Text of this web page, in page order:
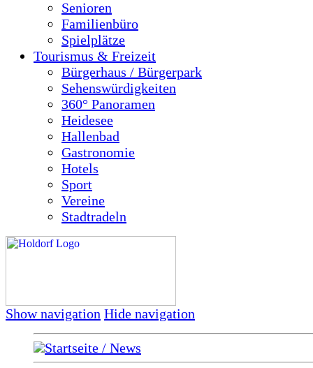
Senioren
Familienbüro
Spielplätze
Tourismus & Freizeit
Bürgerhaus / Bürgerpark
Sehenswürdigkeiten
360° Panoramen
Heidesee
Hallenbad
Gastronomie
Hotels
Sport
Vereine
Stadtradeln
Show navigation Hide navigation
Startseite / News